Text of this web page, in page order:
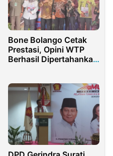
Bone Bolango Cetak
Prestasi, Opini WTP
Berhasil Dipertahankan